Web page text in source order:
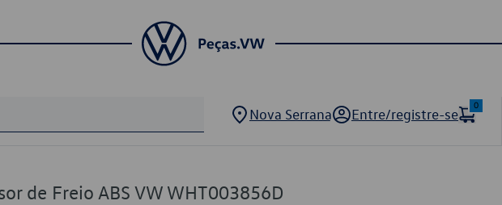
Nova Serrana Entre/registre-se
0
de Freio ABS VW WHT003856D